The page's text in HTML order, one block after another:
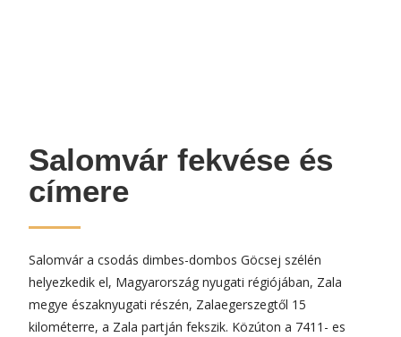
Salomvár fekvése és
címere
Salomvár a csodás dimbes-dombos Göcsej szélén
helyezkedik el, Magyarország nyugati régiójában, Zala
megye északnyugati részén, Zalaegerszegtől 15
kilométerre, a Zala partján fekszik. Közúton a 7411- es